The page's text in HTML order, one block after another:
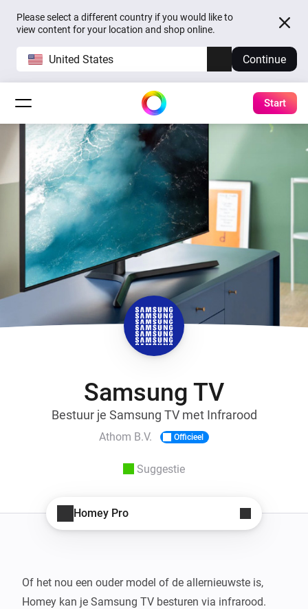
Please select a different country if you would like to
view content for your location and shop online.
United States Continue
Start
Samsung TV
Bestuur je Samsung TV met Infrarood
Athom B.V. Officieel
Suggestie
Homey Pro
Of het nou een ouder model of de allernieuwste is,
Homey kan je Samsung TV besturen via infrarood.